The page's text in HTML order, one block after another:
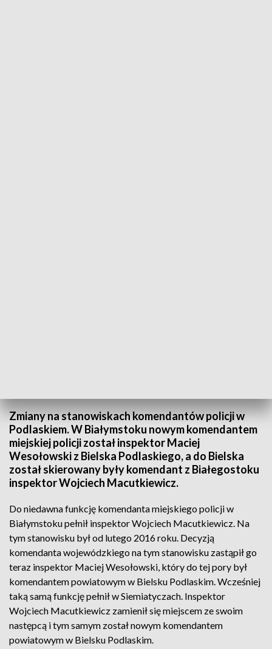
Zmiany na stanowiskach komendantów policji w
Podlaskiem. W Białymstoku nowym komendantem
miejskiej policji został inspektor Maciej
Wesołowski z Bielska Podlaskiego, a do Bielska
został skierowany były komendant z Białegostoku
inspektor Wojciech Macutkiewicz.
Do niedawna funkcję komendanta miejskiego policji w
Białymstoku pełnił inspektor Wojciech Macutkiewicz. Na
tym stanowisku był od lutego 2016 roku. Decyzją
komendanta wojewódzkiego na tym stanowisku zastąpił go
teraz inspektor Maciej Wesołowski, który do tej pory był
komendantem powiatowym w Bielsku Podlaskim. Wcześniej
taką samą funkcję pełnił w Siemiatyczach. Inspektor
Wojciech Macutkiewicz zamienił się miejscem ze swoim
następcą i tym samym został nowym komendantem
powiatowym w Bielsku Podlaskim.